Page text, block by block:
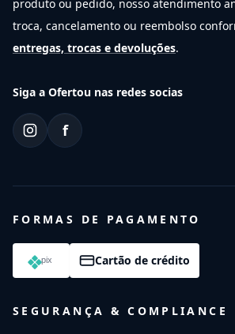
produto ou pedido, nosso atendimento
troca, cancelamento ou reembolso
entregas, trocas e devoluções.
Siga a Ofertou nas redes socias
f
FORMAS DE PAGAMENTO
Cartão de crédito
SEGURANÇA & COMPLIANCE